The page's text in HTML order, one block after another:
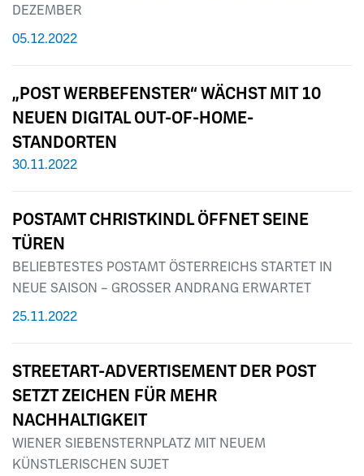
DEZEMBER
05.12.2022
„POST WERBEFENSTER“ WÄCHST MIT 10
NEUEN DIGITAL OUT-OF-HOME-
STANDORTEN
30.11.2022
POSTAMT CHRISTKINDL ÖFFNET SEINE
TÜREN
BELIEBTESTES POSTAMT ÖSTERREICHS STARTET IN
NEUE SAISON – GROSSER ANDRANG ERWARTET
25.11.2022
STREETART-ADVERTISEMENT DER POST
SETZT ZEICHEN FÜR MEHR
NACHHALTIGKEIT
WIENER SIEBENSTERNPLATZ MIT NEUEM
KÜNSTLERISCHEN SUJET